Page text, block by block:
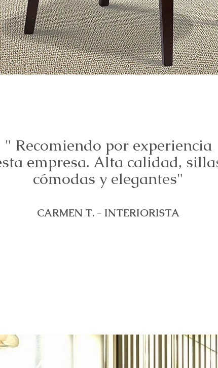
" Recomiendo por experiencia
empresa. Alta calidad,
cómodas y elegantes"
CARMEN T. - INTERIORISTA